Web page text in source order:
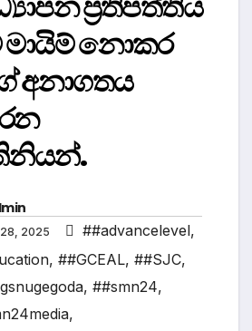
නොකර
අනාගතය
2025 ##advancelevel,
, ##GCEAL, ##SJC,
, ##smn24,
,